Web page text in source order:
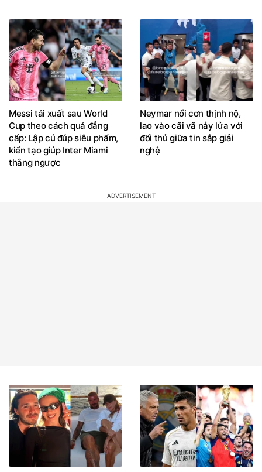
Messi tái xuất sau World
Cup theo cách quá đẳng
cấp: Lập cú đúp siêu phẩm,
kiến tạo giúp Inter Miami
thắng ngược
Neymar nổi cơn thịnh nộ,
lao vào cãi vã nảy lửa với
đối thủ giữa tin sắp giải
nghệ